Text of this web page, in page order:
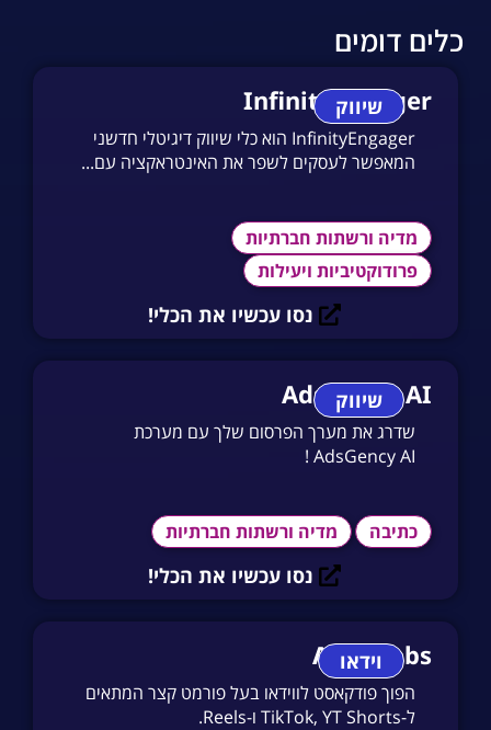
כלים דומים
שיווק
InfinityEngager
InfinityEngager הוא כלי שיווק דיגיטלי חדשני
המאפשר לעסקים לשפר את האינטראקציה עם...
מדיה ורשתות חברתיות
פרודוקטיביות ויעילות
נסו עכשיו את הכלי!
שיווק
AdsGency AI
שדרג את מערך הפרסום שלך עם מערכת
AdsGency AI !
כתיבה מדיה ורשתות חברתיות
נסו עכשיו את הכלי!
וידאו
Audiolabs
הפוך פודקאסט לווידאו בעל פורמט קצר המתאים
ל-TikTok, YT Shorts ו-Reels.